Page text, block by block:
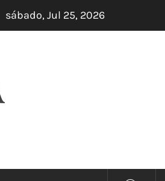
el unipersonal que se ríe de los
sábado, Jul 25, 2026